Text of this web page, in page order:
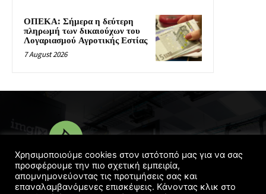
ΟΠΕΚΑ: Σήμερα η δεύτερη
πληρωμή των δικαιούχων του
Λογαριασμού Αγροτικής Εστίας
7 August 2026
© Copyright 2016 - 2022 | DesignedGeorgelaskos.com
Χρησιμοποιούμε cookies στον ιστότοπό μας για να σας
προσφέρουμε την πιο σχετική εμπειρία,
απομνημονεύοντας τις προτιμήσεις σας και
επαναλαμβανόμενες επισκέψεις. Κάνοντας κλικ στο